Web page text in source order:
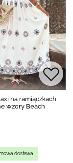
na ramiączkach
wzory Beach
dostawa